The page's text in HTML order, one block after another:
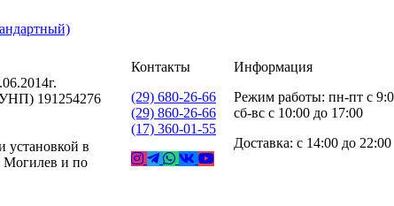
191254276
установкой в
Могилев и по
Контакты
(29) 680-26-66
(29) 860-26-66
(17) 360-01-55
Информация
Режим работы: пн-пт с
сб-вс с 10:00 до 17:00
Доставка: с 14:00 до 22:00